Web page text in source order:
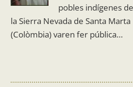
pobles indígenes de
la Sierra Nevada de Santa Marta
(Colòmbia) varen fer pública…